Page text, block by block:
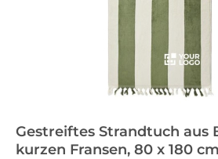
Gestreiftes Strandtuch aus
kurzen Fransen, 80 x 180 cm